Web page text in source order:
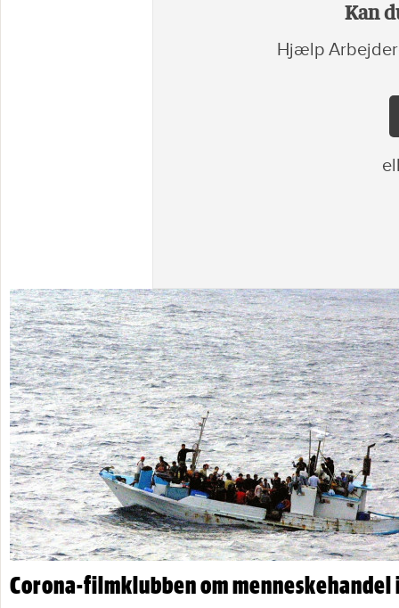
Kan
Hjælp
Corona-filmklubben om menneskehandel